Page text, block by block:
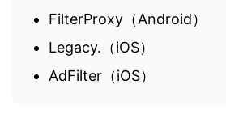
FilterProxy（Android）
Legacy.（iOS）
AdFilter（iOS）